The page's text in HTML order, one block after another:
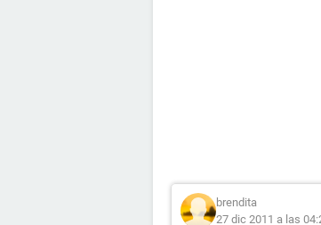
brendita
27 dic 2011 a las